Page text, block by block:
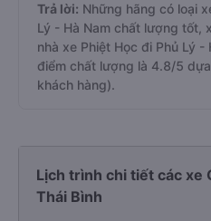
Trả lời: Những hãng có loại
Lý - Hà Nam chất lượng tốt,
nhà xe Phiệt Học đi Phủ Lý -
điểm chất lượng là 4.8/5
khách hàng).
Lịch trình chi tiết các xe
Thái Bình